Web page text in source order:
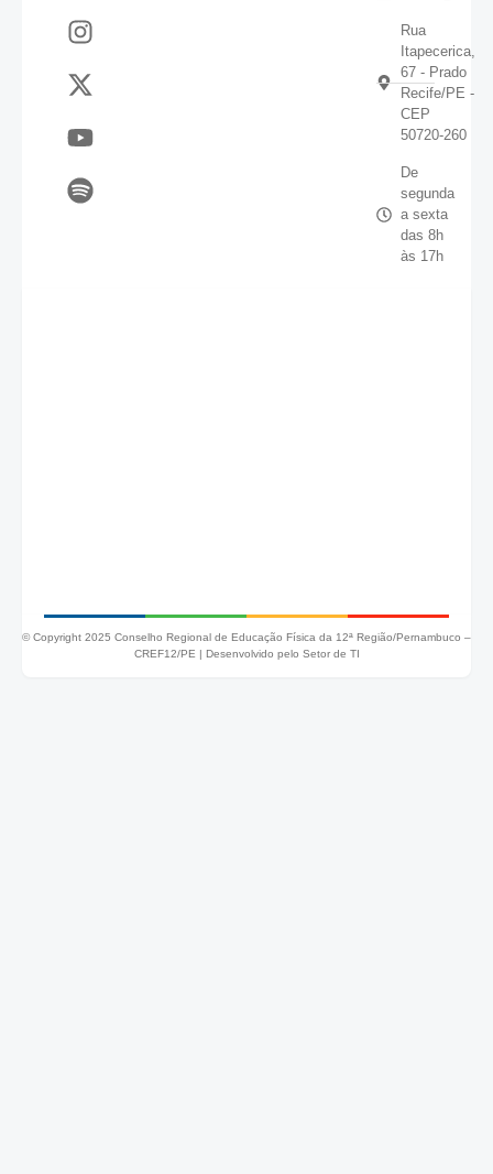
Rua
Itapecerica,
67 - Prado
Recife/PE -
CEP
50720-260
De
segunda
a sexta
das 8h
às 17h
© Copyright 2025 Conselho Regional de Educação Física da 12ª Região/Pernambuco –
CREF12/PE | Desenvolvido pelo Setor de TI